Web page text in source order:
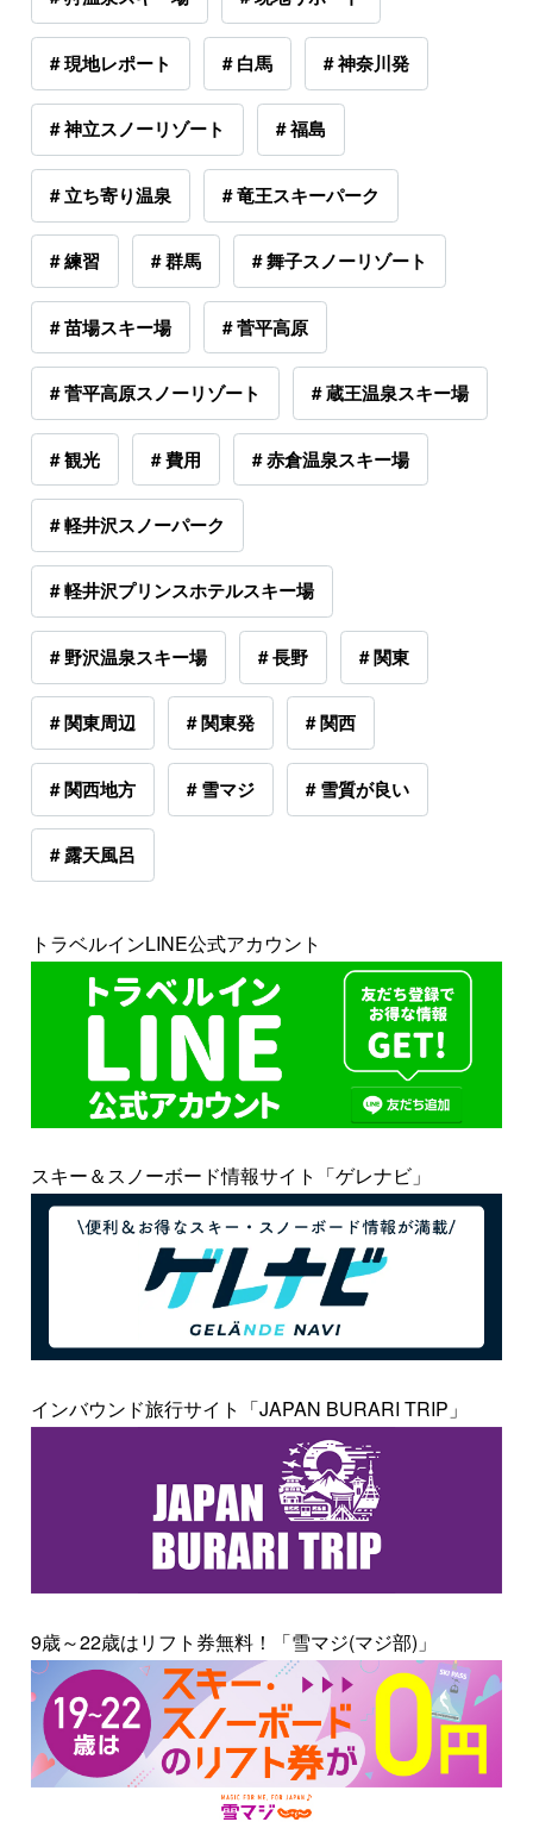
# 現地レポート # 白馬 # 神奈川発
# 神立スノーリゾート # 福島
# 立ち寄り温泉 # 竜王スキーパーク
# 練習 # 群馬 # 舞子スノーリゾート
# 苗場スキー場 # 菅平高原
# 菅平高原スノーリゾート # 蔵王温泉スキー場
# 観光 # 費用 # 赤倉温泉スキー場
# 軽井沢スノーパーク
# 軽井沢プリンスホテルスキー場
# 野沢温泉スキー場 # 長野 # 関東
# 関東周辺 # 関東発 # 関西
# 関西地方 # 雪マジ # 雪質が良い
# 露天風呂
トラベルインLINE公式アカウント
スキー＆スノーボード情報サイト「ゲレナビ」
インバウンド旅行サイト「JAPAN BURARI TRIP」
9歳～22歳はリフト券無料！「雪マジ(マジ部)」